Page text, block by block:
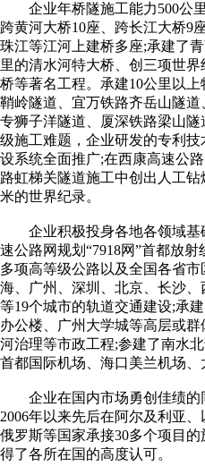
企业年桥隧施工能力500公里
跨黄河大桥10座、跨长江大桥9
珠江等江河上建桥多座;承建了
里的清水河特大桥、创三项世
桥等著名工程。承建10公里以
鞘岭隧道、宜万铁路齐岳山隧
专狮子洋隧道、厦深铁路梁山
级施工难题，企业研发的专利
设系统全面推广;在西康高速公
路虹梯关隧道施工中创出人工
米的世界纪录。
企业积极投身各地各领域基
速公路网规划“7918网”首都放
多项高等级公路以及全国各省
海、广州、深圳、北京、长沙
等19个城市的轨道交通建设;承
办公楼、广州大学城等高层或
河治理等市政工程;参建了南水
首都国际机场、海口美兰机场、
企业在国内市场勇创佳绩的
2006年以来先后在阿尔及利亚
俄罗斯等国家承接30多个项目
得了各所在国的高度认可。